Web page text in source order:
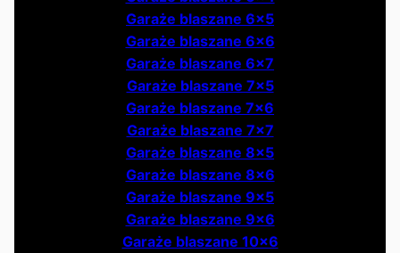
Garaże blaszane 6x5
Garaże blaszane 6x6
Garaże blaszane 6x7
Garaże blaszane 7x5
Garaże blaszane 7x6
Garaże blaszane 7x7
Garaże blaszane 8x5
Garaże blaszane 8x6
Garaże blaszane 9x5
Garaże blaszane 9x6
Garaże blaszane 10x6